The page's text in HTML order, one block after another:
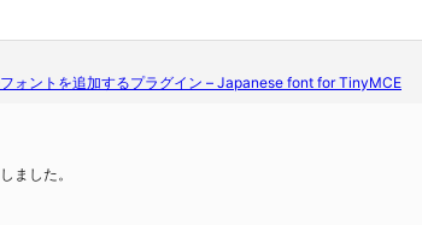
ォントを追加するプラグイン – Japanese font for TinyMCE
ました。